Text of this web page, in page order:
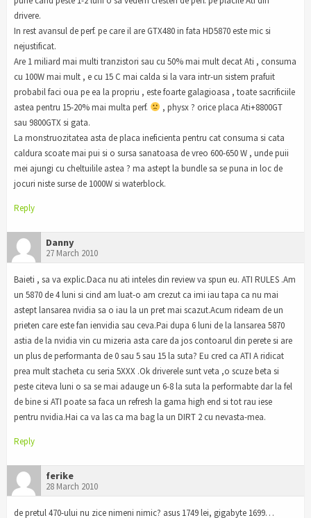
drivere.
In rest avansul de perf. pe care il are GTX480 in fata HD5870 este mic si
nejustificat.
Are 1 miliard mai multi tranzistori sau cu 50% mai mult decat Ati , consuma
cu 100W mai mult , e cu 15 C mai calda si la vara intr-un sistem prafuit
probabil faci oua pe ea la propriu , este foarte galagioasa , toate sacrificiile
astea pentru 15-20% mai multa perf.
, physx ? orice placa Ati+8800GT
sau 9800GTX si gata.
La monstruozitatea asta de placa ineficienta pentru cat consuma si cata
caldura scoate mai pui si o sursa sanatoasa de vreo 600-650 W , unde puii
mei ajungi cu cheltuilile astea ? ma astept la bundle sa se puna in loc de
jocuri niste surse de 1000W si waterblock.
Reply
Danny
27 March 2010
Baieti , sa va explic.Daca nu ati inteles din review va spun eu. ATI RULES .Am
un 5870 de 4 luni si cind am luat-o am crezut ca imi iau tapa ca nu mai
astept lansarea nvidia sa o iau la un pret mai scazut.Acum rideam de un
prieten care este fan ienvidia sau ceva.Pai dupa 6 luni de la lansarea 5870
astia de la nvidia vin cu mizeria asta care da jos contoarul din perete si are
un plus de performanta de 0 sau 5 sau 15 la suta? Eu cred ca ATI A ridicat
prea mult stacheta cu seria 5XXX .Ok driverele sunt veta ,o scuze beta si
peste citeva luni o sa se mai adauge un 6-8 la suta la performabte dar la fel
de bine si ATI poate sa faca un refresh la gama high end si tot rau iese
pentru nvidia.Hai ca va las ca ma bag la un DIRT 2 cu nevasta-mea.
Reply
ferike
28 March 2010
de pretul 470-ului nu zice nimeni nimic? asus 1749 lei, gigabyte 1699…